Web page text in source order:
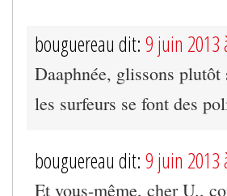
bouguereau dit: 9 juin 2013
Daaphnée, glissons plutôt
les surfeurs se font des
bouguereau dit: 9 juin 2013
Et vous-même, cher U.,